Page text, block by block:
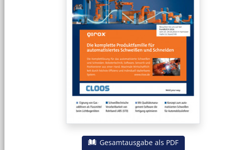
Gesamtausgabe als PDF